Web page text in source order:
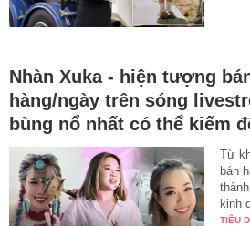
Nhàn Xuka - hiện tượng
hàng/ngày trên sóng
bùng nổ nhất có thể kiếm
Từ
bán
kinh
TIÊU